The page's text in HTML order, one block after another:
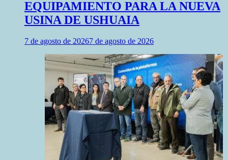
EQUIPAMIENTO PARA LA NUEVA
USINA DE USHUAIA
7 de agosto de 20267 de agosto de 2026